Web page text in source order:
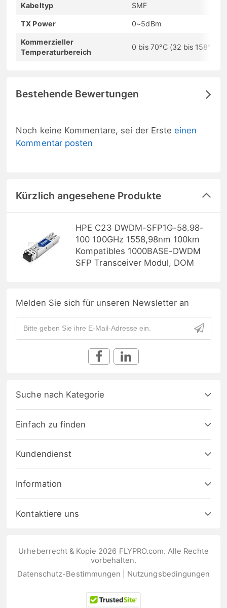
Kabeltyp SMF
TX Power 0~5dBm
Kommerzieller
Temperaturbereich
0 bis 70°C (32 bis 158°F)
Bestehende Bewertungen
Noch keine Kommentare, sei der Ersteeinen
Kommentar posten
Kürzlich angesehene Produkte
HPE C23 DWDM-SFP1G-58.98-
100 100GHz 1558,98nm 100km
Kompatibles 1000BASE-DWDM
SFP Transceiver Modul, DOM
Melden Sie sich für unseren Newsletter an
Suche nach Kategorie
Einfach zu finden
Kundendienst
Information
Kontaktiere uns
Urheberrecht & Kopie 2026 FLYPRO.com. Alle Rechte
vorbehalten.
Datenschutz-Bestimmungen
Nutzungsbedingungen